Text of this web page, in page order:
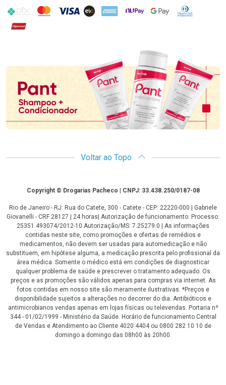
PIX MasterCard
VISA ELO AMEX NuPay Google PayDiners Club
Hipercard
Promoção em Destaque
Voltar ao Topo
CopyrightCopyright © Drogarias Pacheco | CNPJ: 33.438.250/0187-08
Rio de Janeiro - RJ: Rua do Catete, 300 - Catete - CEP: 22220-000 | Gabriele
Giovanelli - CRF 28127 | 24 horas| Autorização de funcionamento: Processo:
25351.493074/2012-10 Autorização/MS: 7.25279.0 | As informações
contidas neste site, como promoções e ofertas de remédios e
medicamentos, não devem ser usadas para automedicação e não
substituem, em hipótese alguma, a medicação prescrita pelo profissional da
área médica. Somente o médico está em condições de diagnosticar
qualquer problema de saúde e prescrever o tratamento adequado. Os
preços e as promoções são válidos apenas para compras via internet. As
fotos contidas em nosso site são meramente ilustrativas. *Preços e
disponibilidade sujeitos a alterações no decorrer do dia. Antibióticos e
antimicrobianos vendas apenas em lojas físicas ou televendas. Portaria nº
344 - 01/02/1999 - Ministério da Saúde. Horário de funcionamento Central
de Vendas e Atendimento ao Cliente 4020 4404 ou 0800 282 10 10 de
domingo a domingo das 08h00 às 20h00.